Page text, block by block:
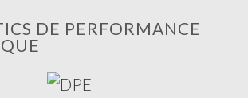
DE PERFORMANCE